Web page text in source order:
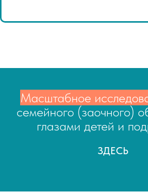
Масштабное
семейного (заочного)
глазами детей и
ЗДЕСЬ